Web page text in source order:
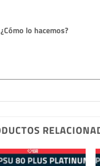
¿Cómo lo hacemos?